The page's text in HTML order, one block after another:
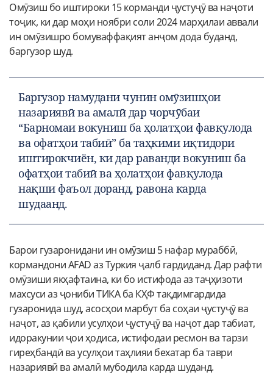
Омӯзиш бо иштироки 15 корманди ҷустуҷӯ ва наҷоти
тоҷик, ки дар моҳи ноябри соли 2024 марҳилаи аввали
ин омӯзишро бомуваффақият анҷом дода буданд,
баргузор шуд.
Баргузор намудани чунин омӯзишҳои
назариявӣ ва амалӣ дар чорчӯбаи
“Барномаи вокуниш ба ҳолатҳои фавқулода
ва офатҳои табиӣ” ба таҳкими иқтидори
иштирокчиён, ки дар раванди вокуниш ба
офатҳои табиӣ ва ҳолатҳои фавқулода
нақши фаъол доранд, равона карда
шудаанд.
Барои гузаронидани ин омӯзиш 5 нафар мураббӣ,
кормандони AFAD аз Туркия ҷалб гардиданд. Дар рафти
омӯзиши якҳафтаина, ки бо истифода аз таҷҳизоти
махсуси аз ҷониби ТИКА ба КҲФ тақдимгардида
гузаронида шуд, асосҳои марбут ба соҳаи ҷустуҷӯ ва
наҷот, аз қабили усулҳои ҷустуҷӯ ва наҷот дар табиат,
идоракунии ҷои ҳодиса, истифодаи ресмон ва тарзи
гиреҳбандӣ ва усулҳои таҳлияи бехатар ба таври
назариявӣ ва амалӣ мубодила карда шуданд.